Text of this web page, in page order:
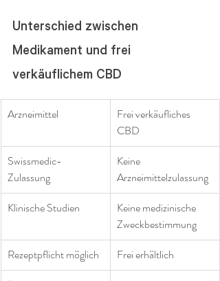
Unterschied zwischen
Medikament und frei
verkäuflichem CBD
Arzneimittel
Frei verkäufliches
CBD
Swissmedic-
Zulassung
Keine
Arzneimittelzulassung
Klinische Studien
Keine medizinische
Zweckbestimmung
Rezeptpflicht möglich
Frei erhältlich